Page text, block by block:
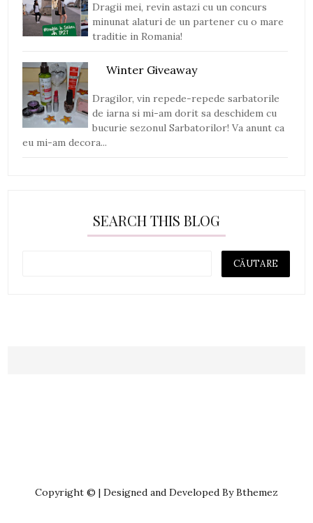
Dragii mei, revin astazi cu un concurs
minunat alaturi de un partener cu o mare
traditie in Romania!
Winter Giveaway
Dragilor, vin repede-repede sarbatorile
de iarna si mi-am dorit sa deschidem cu
bucurie sezonul Sarbatorilor! Va anunt ca
eu mi-am decora...
SEARCH THIS BLOG
Copyright © | Designed and Developed By Bthemez